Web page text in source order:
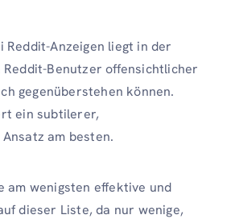
Reddit-Anzeigen liegt in der
Benutzer offensichtlicher
gegenüberstehen können.
ein subtilerer,
am besten.
am wenigsten effektive und
dieser Liste, da nur wenige,